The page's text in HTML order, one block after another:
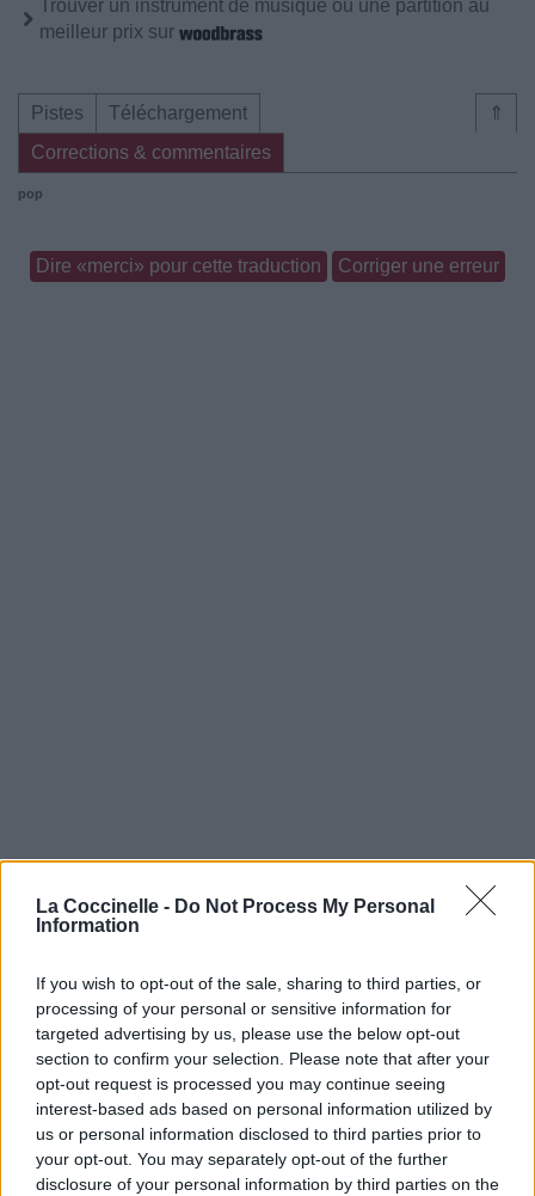
La Coccinelle - Do Not Process My Personal
Information
If you wish to opt-out of the sale, sharing to third parties, or
processing of your personal or sensitive information for
targeted advertising by us, please use the below opt-out
section to confirm your selection. Please note that after your
opt-out request is processed you may continue seeing
interest-based ads based on personal information utilized by
us or personal information disclosed to third parties prior to
your opt-out. You may separately opt-out of the further
disclosure of your personal information by third parties on the
Trouver un instrument de musique ou une partition au
meilleur prix sur
⇑
Pistes
Téléchargement
Corrections & commentaires
pop
Dire «merci» pour cette traduction Corriger une erreur